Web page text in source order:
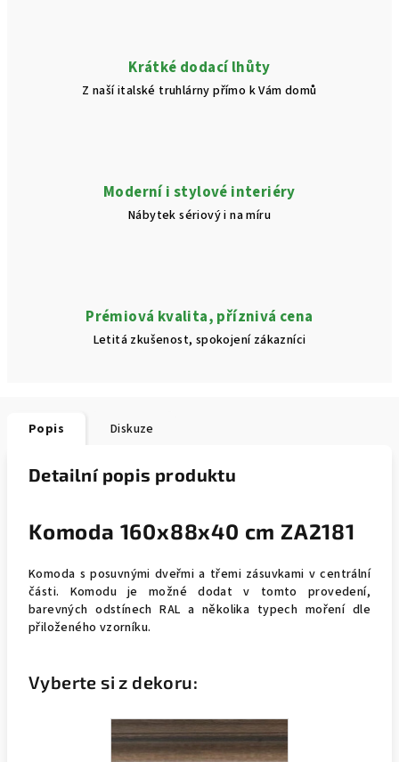
Krátké dodací lhůty
Z naší italské truhlárny přímo k Vám domů
Moderní i stylové interiéry
Nábytek sériový i na míru
Prémiová kvalita, příznivá cena
Letitá zkušenost, spokojení zákazníci
Popis Diskuze
Detailní popis produktu
Komoda 160x88x40 cm ZA2181
Komoda s posuvnými dveřmi a třemi zásuvkami v centrální
části. Komodu je možné dodat v tomto provedení,
barevných odstínech RAL a několika typech moření dle
přiloženého vzorníku.
Vyberte si z dekoru: